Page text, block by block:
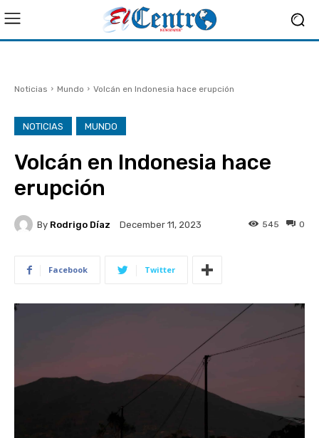
Noticias Mundo Volcán en Indonesia hace erupción
NOTICIAS MUNDO
Volcán en Indonesia hace
erupción
By Rodrigo Díaz December 11, 2023 0
545
Facebook Twitter